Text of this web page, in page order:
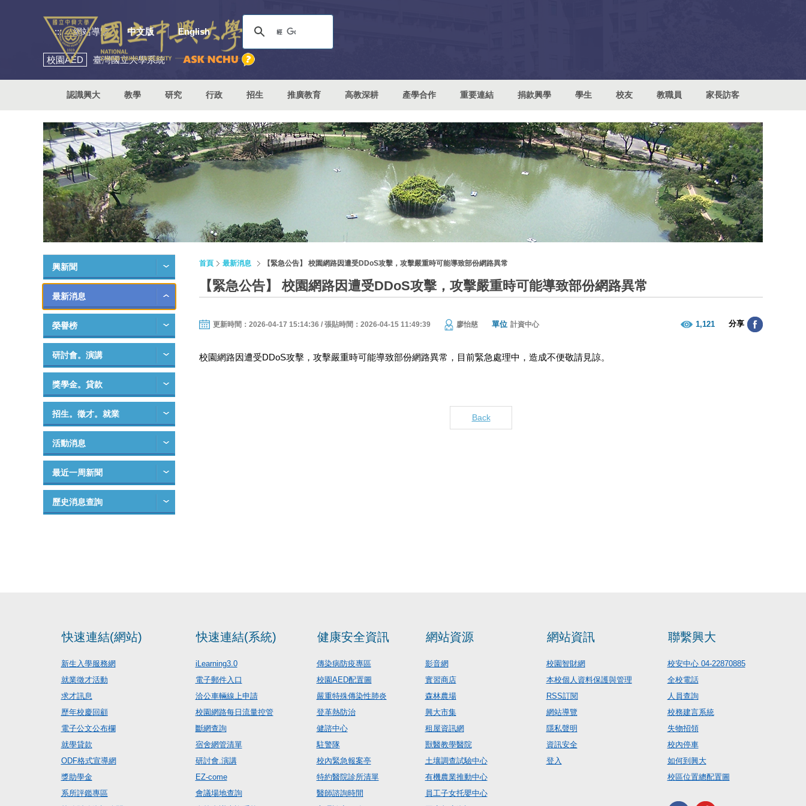
::: 網站導覽 中文版 English
校園AED 臺灣國立大學系統
認識興大 教學 研究 行政 招生 推廣教育 高教深耕 產學合作 重要連結 捐款興學 學生 校友 教職員 家長訪客
興新聞
最新消息
榮譽榜
研討會。演講
獎學金。貸款
招生。徵才。就業
活動消息
最近一周新聞
歷史消息查詢
首頁 最新消息 【緊急公告】 校園網路因遭受DDoS攻擊，攻擊嚴重時可能導致部份網路異常
【緊急公告】 校園網路因遭受DDoS攻擊，攻擊嚴重時可能導致部份網路異常
更新時間：2026-04-17 15:14:36 / 張貼時間：2026-04-15 11:49:39 廖怡慈 單位 計資中心 1,121 分享
校園網路因遭受DDoS攻擊，攻擊嚴重時可能導致部份網路異常 ，目前緊急處理中，造成不便敬請見諒。
Back
快速連結(網站)
新生入學服務網
就業徵才活動
求才訊息
歷年校慶回顧
電子公文公布欄
就學貸款
ODF格式宣導網
獎助學金
系所評鑑專區
快速連結(系統)
iLearning3.0
電子郵件入口
洽公車輛線上申請
校園網路每日流量控管
斷網查詢
宿舍網管清單
研討會.演講
EZ-come
會議場地查詢
健康安全資訊
傳染病防疫專區
校園AED配置圖
嚴重特殊傳染性肺炎
登革熱防治
健諮中心
駐警隊
校內緊急報案亭
特約醫院診所清單
醫師諮詢時間
網站資源
影音網
實習商店
森林農場
興大市集
租屋資訊網
獸醫教學醫院
土壤調查試驗中心
有機農業推動中心
員工子女托嬰中心
網站資訊
校園智財網
本校個人資料保護與管理
RSS訂閱
網站導覽
隱私聲明
資訊安全
登入
聯繫興大
校安中心 04-22870885
全校電話
人員查詢
校務建言系統
失物招領
校內停車
如何到興大
校區位置總配置圖